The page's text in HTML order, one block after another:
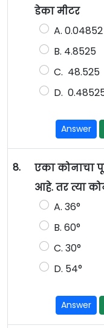
डेका मीटर
A. 0.04852
B. 4.8525
C. 48.525
D.
Answer
8.
एका कोनाचा
आहे. तर त्या
A. 36°
B. 60°
C. 30°
D. 54°
Answer